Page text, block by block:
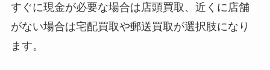
すぐに現金が必要な場合は店頭買取、近くに店舗
がない場合は宅配買取や郵送買取が選択肢になり
ます。